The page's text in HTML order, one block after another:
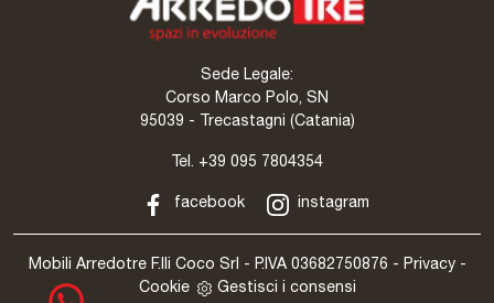
Sede Legale:
Corso Marco Polo, SN
95039 - Trecastagni (Catania)
Tel. +39 095 7804354
facebook instagram
Mobili Arredotre F.lli Coco Srl - P.IVA 03682750876 - Privacy-
Cookie
Gestisci i consensi